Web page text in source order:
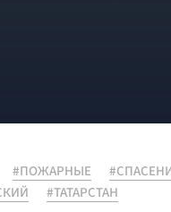
#ПОЖАРНЫЕ
#ТАТАРСТАН